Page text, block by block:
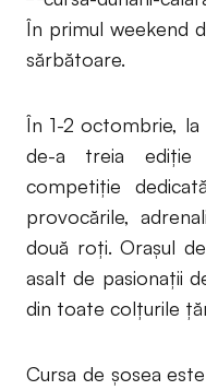
În primul weekend
sărbătoare.
În 1-2 octombrie, la
de-a treia ediție
competiție
provocările,
două roți. Orașul
asalt de pasionații
din toate colțurile
Cursa de şosea